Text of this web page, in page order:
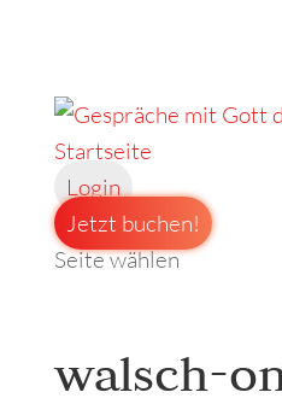
Startseite
Login
Jetzt buchen!
Seite wählen
walsch-